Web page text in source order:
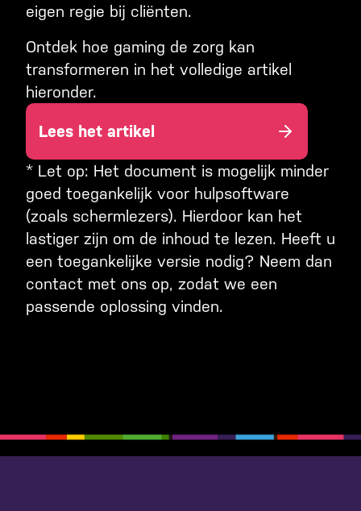
eigen regie bij cliënten.
Ontdek hoe gaming de zorg kan
transformeren in het volledige artikel
hieronder.
Lees het artikel
* Let op: Het document is mogelijk minder
goed toegankelijk voor hulpsoftware
(zoals schermlezers). Hierdoor kan het
lastiger zijn om de inhoud te lezen. Heeft u
een toegankelijke versie nodig? Neem dan
contact met ons op, zodat we een
passende oplossing vinden.